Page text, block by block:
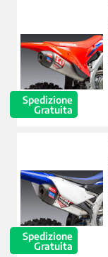
Spedizione
Gratuita
Spedizione
Gratuita